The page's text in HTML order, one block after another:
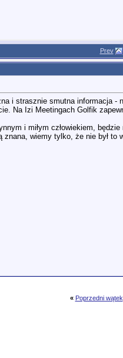
Prev
i strasznie smutna informacja -
Na Izi Meetingach Golfik
i miłym człowiekiem, będzie
wiemy tylko, że nie był to
« Poprzedni wątek